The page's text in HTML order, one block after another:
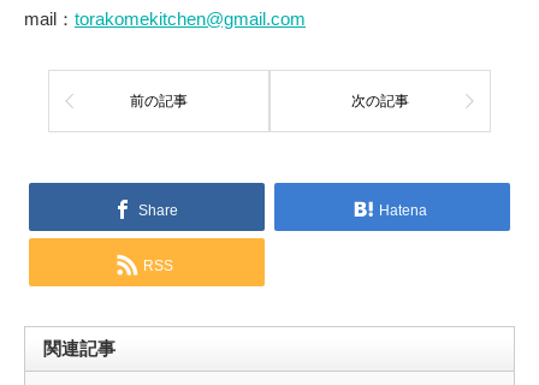
mail： torakomekitchen@gmail.com
前の記事 次の記事
Share Hatena
RSS
関連記事